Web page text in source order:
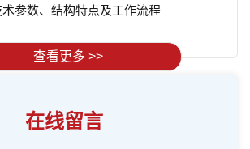
参数、结构特点及工作流程
查看更多 >>
在线留言